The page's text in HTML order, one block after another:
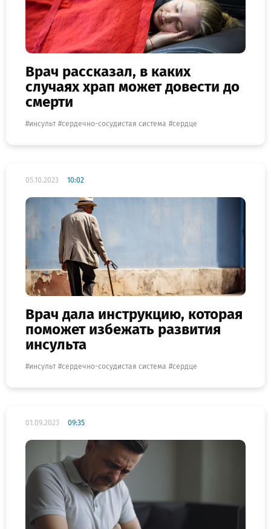
Врач рассказал, в каких
случаях храп может довести до
смерти
инсульт сердечно-сосудистая система сердце
05.10.2023 10:02
Врач дала инструкцию, которая
поможет избежать развития
инсульта
инсульт сердечно-сосудистая система сердце
01.09.2023 09:35